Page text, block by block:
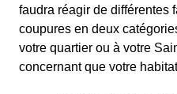
faudra réagir de différentes
coupures en deux
votre quartier ou à votre
concernant que votre